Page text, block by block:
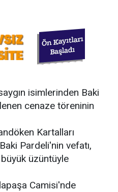
isimlerinden Baki
cenaze töreninin
Kartalları
Pardeli'nin vefatı,
üzüntüyle
Camisi'nde